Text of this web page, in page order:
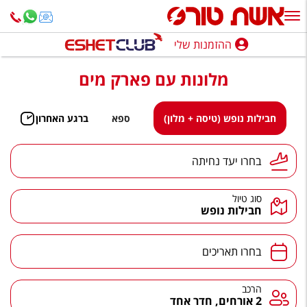
ההזמנות שלי
נופש בארץ
חופשה לפי סגנון
מלונות באילת
טיולים מאורגנים
סגנונות טיול
הרגע האחרון
חבילות בריאות וספא
ההזמנות שלי
מלונות עם פארק מים
חבילות נופש (טיסה + מלון) ספא ברגע האחרון
יעד נחיתהבחרו יעד נחיתה
סוג טיול
חבילות נופש
תאריכים בחרו תאריכים
הרכב הרכב
2 אורחים, חדר אחד